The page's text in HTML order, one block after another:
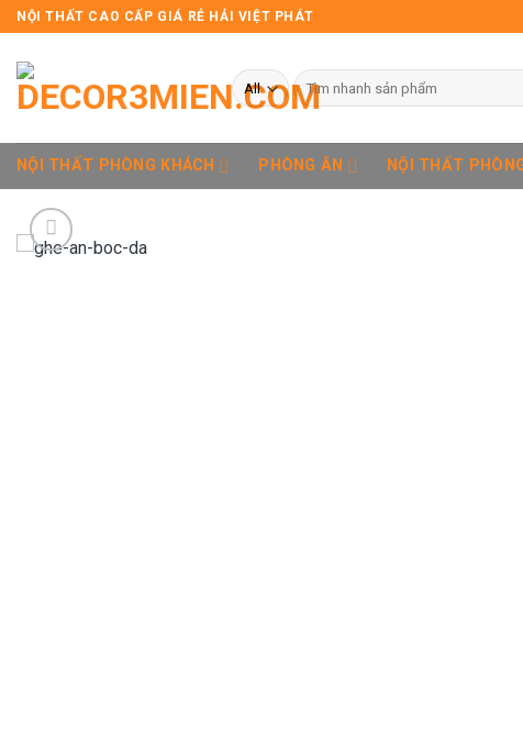
Skip
to
content
NỘI THẤT CAO CẤP GIÁ RẺ HẢI VIỆT PHÁT
Tìm
kiếm:
NỘI THẤT PHÒNG KHÁCH PHÒNG ĂN NỘI THẤT